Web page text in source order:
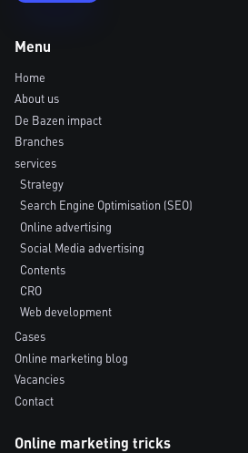
Menu
Home
About us
De Bazen impact
Branches
services
Strategy
Search Engine Optimisation (SEO)
Online advertising
Social Media advertising
Contents
CRO
Web development
Cases
Online marketing blog
Vacancies
Contact
Online marketing tricks